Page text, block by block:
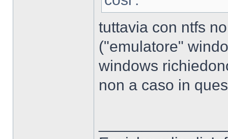
tuttavia con ntfs
("emulatore"
windows
non a caso in